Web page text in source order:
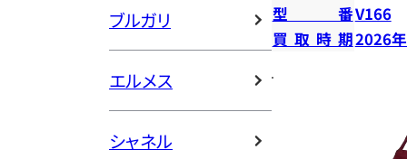
ブルガリ
エルメス
シャネル
型番V166
買取時期2026